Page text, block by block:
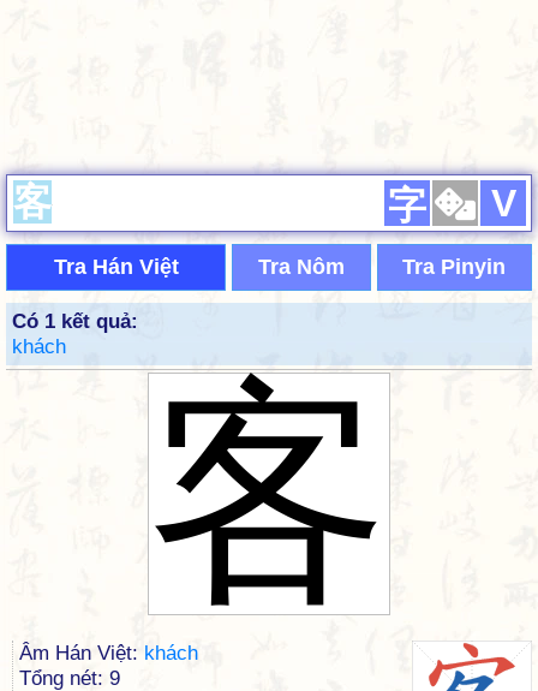
字 V
Tra Hán Việt Tra Nôm Tra Pinyin
Có 1 kết quả:
khách
客
Âm Hán Việt: khách
Tổng nét: 9